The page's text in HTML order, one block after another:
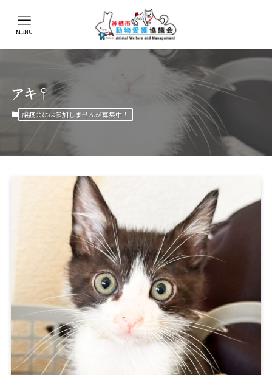
MENU
アキ♀
譲渡会には参加しませんが募集中！